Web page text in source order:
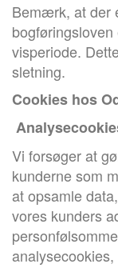
Bemærk, at der
visperiode.
sletning.
Cookies hos
Vi forsøger at
kunderne som
at opsamle
vores kunders